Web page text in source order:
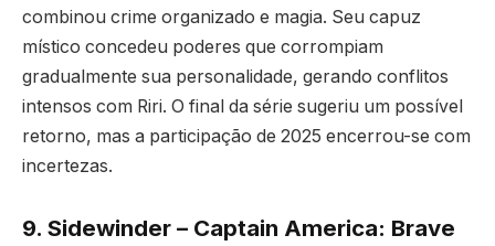
combinou crime organizado e magia. Seu capuz
místico concedeu poderes que corrompiam
gradualmente sua personalidade, gerando conflitos
intensos com Riri. O final da série sugeriu um possível
retorno, mas a participação de 2025 encerrou-se com
incertezas.
9. Sidewinder – Captain America: Brave